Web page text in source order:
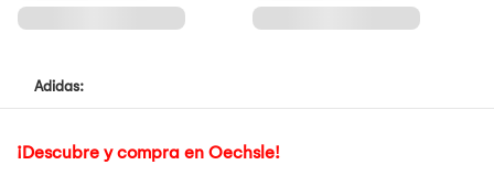
Adidas:
¡Descubre y compra en Oechsle!